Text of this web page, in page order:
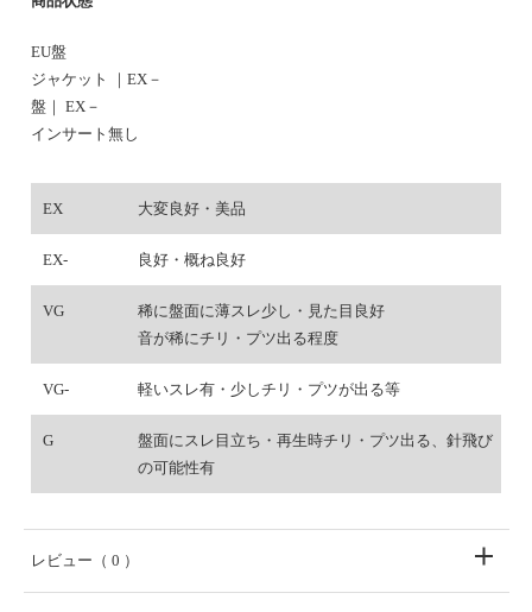
EU盤
ジャケット ｜EX－
盤｜ EX－
インサート無し
EX 大変良好・美品
EX- 良好・概ね良好
VG
稀に盤面に薄スレ少し・見た目良好
音が稀にチリ・プツ出る程度
VG- 軽いスレ有・少しチリ・プツが出る等
G
盤面にスレ目立ち・再生時チリ・プツ出る、針飛び
の可能性有
レビュー （ 0 ）